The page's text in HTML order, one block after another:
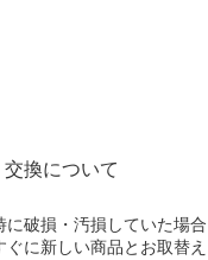
換について
に破損・汚損していた場合
ぐに新しい商品とお取替え